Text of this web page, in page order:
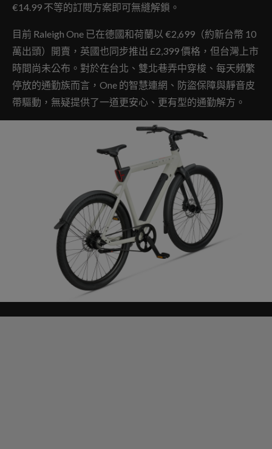
€14.99 不等的訂閱方案即可無縫解鎖。
目前 Raleigh One 已在德國和荷蘭以 €2,699（約新台幣 10
萬出頭）開賣，英國也同步推出 £2,399 價格，但台灣上市
時間尚未公布。對於在台北、雙北巷弄中穿梭、每天頻繁
停放的通勤族而言，One 的智慧連網、防盜保障與靜音皮
帶驅動，無疑提供了一道更安心、更有型的通勤解方。